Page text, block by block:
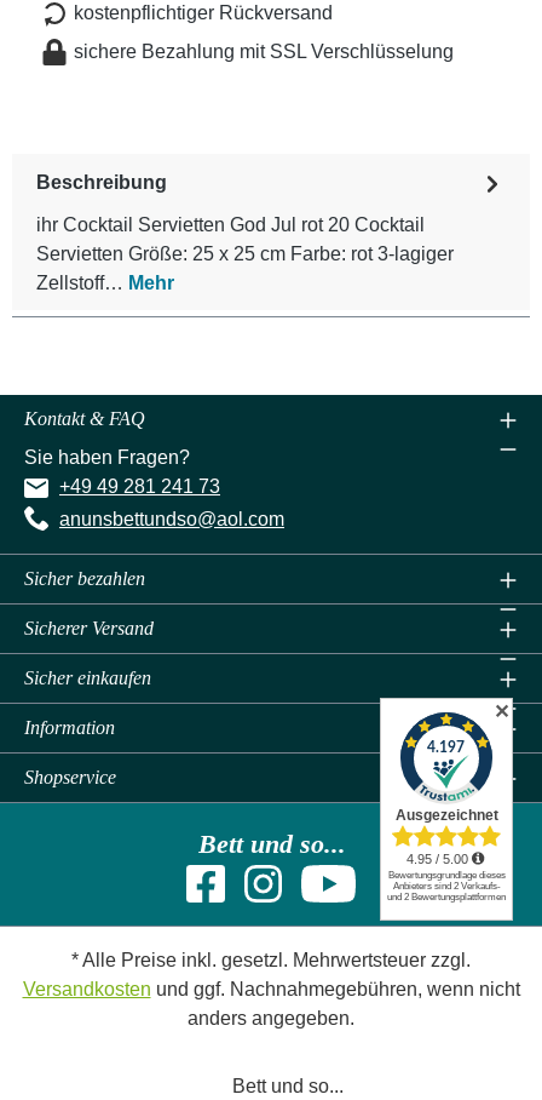
kostenpflichtiger Rückversand
sichere Bezahlung mit SSL Verschlüsselung
Beschreibung
ihr Cocktail Servietten God Jul rot 20 Cocktail
Servietten Größe: 25 x 25 cm Farbe: rot 3-lagiger
Zellstoff… Mehr
Kontakt & FAQ
Sie haben Fragen?
+49 49 281 241 73
anunsbettundso@aol.com
Sicher bezahlen
Sicherer Versand
Sicher einkaufen
Bett und so...
Information
Shopservice
* Alle Preise inkl. gesetzl. Mehrwertsteuer zzgl.
Versandkosten und ggf. Nachnahmegebühren, wenn nicht
anders angegeben.
Bett und so...
✕